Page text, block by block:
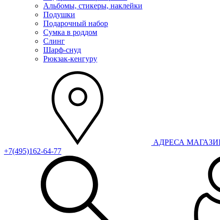
Альбомы, стикеры, наклейки
Подушки
Подарочный набор
Сумка в роддом
Слинг
Шарф-снуд
Рюкзак-кенгуру
АДРЕСА
+7(495)162-64-77